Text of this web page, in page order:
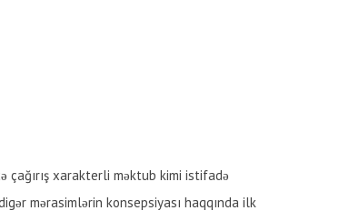
çağırış xarakterli məktub kimi istifadə
mərasimlərin konsepsiyası haqqında ilk